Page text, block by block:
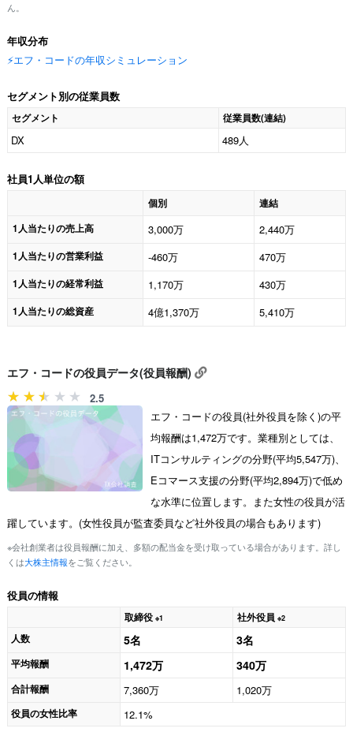
ん。
年収分布
⚡️エフ・コードの年収シミュレーション
セグメント別の従業員数
セグメント 従業員数(連結)
DX 489人
社員1人単位の額
個別
連結
1人当たりの売上高
3,000万 2,440万
1人当たりの営業利益 -460万 470万
1人当たりの経常利益 1,170万 430万
1人当たりの総資産 4億1,370万 5,410万
エフ・コードの役員データ(役員報酬)
2.5
エフ・コードの役員(社外役員を除く)の平
均報酬は1,472万です。業種別としては、
ITコンサルティングの分野(平均5,547万)、
Eコマース支援の分野(平均2,894万)で低め
な水準に位置します。また女性の役員が活
躍しています。(女性役員が監査委員など社外役員の場合もあります)
※会社創業者は役員報酬に加え、多額の配当金を受け取っている場合があります。詳し
くは大株主情報をご覧ください。
役員の情報
取締役 ※1 社外役員 ※2
人数 5名 3名
平均報酬 1,472万 340万
合計報酬 7,360万 1,020万
役員の女性比率 12.1%